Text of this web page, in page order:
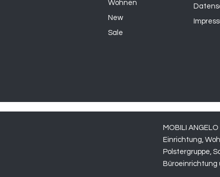
Wohnen
New
Sale
MOBILI
Einrichtung,
Polstergruppe,
Büroeinrichtung